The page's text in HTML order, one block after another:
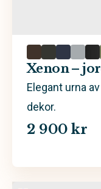
Xenon –
Elegant urna
dekor.
2 900 kr